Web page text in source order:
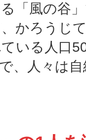
「風の谷
かろうじ
いる人口
、人々は